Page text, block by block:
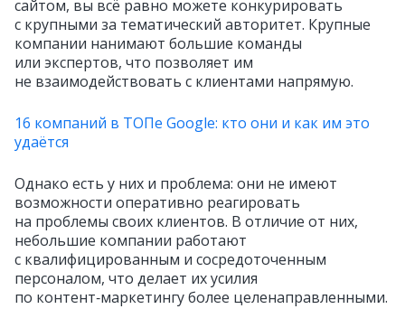
сайтом, вы всё равно можете конкурировать
с крупными за тематический авторитет. Крупные
компании нанимают большие команды
или экспертов, что позволяет им
не взаимодействовать с клиентами напрямую.
16 компаний в ТОПе Google: кто они и как им это
удаётся
Однако есть у них и проблема: они не имеют
возможности оперативно реагировать
на проблемы своих клиентов. В отличие от них,
небольшие компании работают
с квалифицированным и сосредоточенным
персоналом, что делает их усилия
по контент‑маркетингу более целенаправленными.